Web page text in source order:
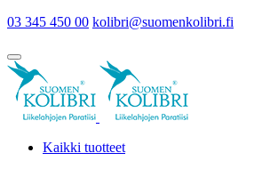
03 345 450 00 kolibri@suomenkolibri.fi
Kaikki tuotteet